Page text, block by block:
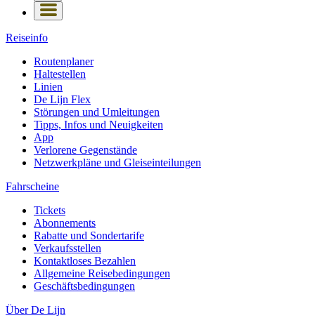
Reiseinfo
Routenplaner
Haltestellen
Linien
De Lijn Flex
Störungen und Umleitungen
Tipps, Infos und Neuigkeiten
App
Verlorene Gegenstände
Netzwerkpläne und Gleiseinteilungen
Fahrscheine
Tickets
Abonnements
Rabatte und Sondertarife
Verkaufsstellen
Kontaktloses Bezahlen
Allgemeine Reisebedingungen
Geschäftsbedingungen
Über De Lijn